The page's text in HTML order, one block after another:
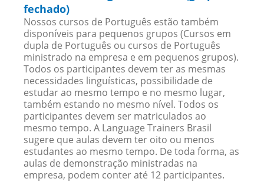
fechado)
Nossos cursos de Português estão também
disponíveis para pequenos grupos (Cursos em
dupla de Português ou cursos de Português
ministrado na empresa e em pequenos grupos).
Todos os participantes devem ter as mesmas
necessidades linguísticas, possibilidade de
estudar ao mesmo tempo e no mesmo lugar,
também estando no mesmo nível. Todos os
participantes devem ser matriculados ao
mesmo tempo. A Language Trainers Brasil
sugere que aulas devem ter oito ou menos
estudantes ao mesmo tempo. De toda forma, as
aulas de demonstração ministradas na
empresa, podem conter até 12 participantes.